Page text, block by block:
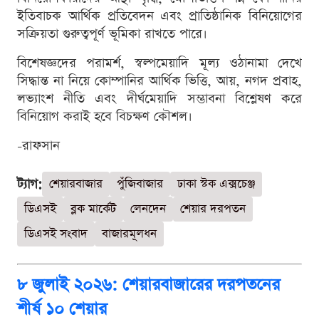
ইতিবাচক আর্থিক প্রতিবেদন এবং প্রাতিষ্ঠানিক বিনিয়োগের
সক্রিয়তা গুরুত্বপূর্ণ ভূমিকা রাখতে পারে।
বিশেষজ্ঞদের পরামর্শ, স্বল্পমেয়াদি মূল্য ওঠানামা দেখে
সিদ্ধান্ত না নিয়ে কোম্পানির আর্থিক ভিত্তি, আয়, নগদ প্রবাহ,
লভ্যাংশ নীতি এবং দীর্ঘমেয়াদি সম্ভাবনা বিশ্লেষণ করে
বিনিয়োগ করাই হবে বিচক্ষণ কৌশল।
-রাফসান
ট্যাগ: শেয়ারবাজার পুঁজিবাজার
ঢাকা স্টক এক্সচেঞ্জ
ডিএসই
ব্লক মার্কেট লেনদেন
শেয়ার দরপতন
ডিএসই সংবাদ
বাজারমূলধন
৮ জুলাই ২০২৬: শেয়ারবাজারের দরপতনের
শীর্ষ ১০ শেয়ার